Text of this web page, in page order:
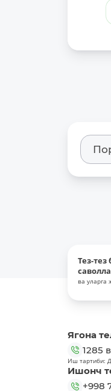
Тез-тез
ва уларга
Ягона
1285
Иш тартиби:
Ишонч
+998